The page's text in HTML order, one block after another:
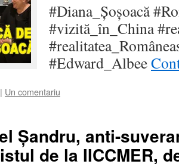
#Diana_Șoșoacă
#vizită_în_China
#Edward_Albee
| Un comentariu
Șandru, anti-
de la IICCMER,